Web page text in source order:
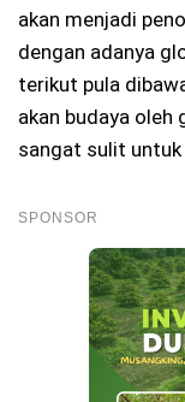
akan menjadi
dengan adanya
terikut pula
akan budaya oleh
sangat sulit untuk
SPONSOR